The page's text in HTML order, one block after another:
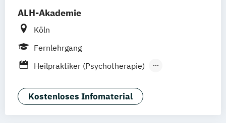
ALH-Akademie
Köln
Fernlehrgang
Heilpraktiker (Psychotherapie)
Kostenloses Infomaterial